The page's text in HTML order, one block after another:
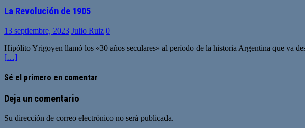
La Revolución de 1905
13 septiembre, 2023 Julio Ruiz 0
Hipólito Yrigoyen llamó los «30 años seculares» al período de la historia Argentina que va
[…]
Sé el primero en comentar
Deja un comentario
Su dirección de correo electrónico no será publicada.